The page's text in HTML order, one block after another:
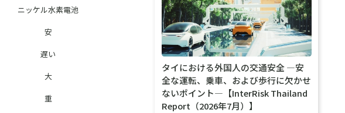
ニッケル水素電池
安
遅い
大
重
タイにおける外国人の交通安全 ―安
全な運転、乗車、および歩行に欠かせ
ないポイント―【InterRisk Thailand
Report（2026年7月）】